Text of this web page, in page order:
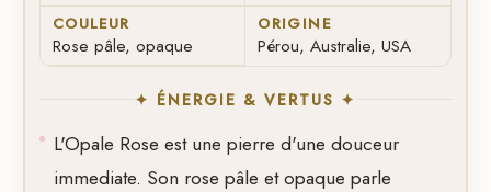
COULEUR
Rose pâle, opaque
ORIGINE
Pérou, Australie, USA
✦ ÉNERGIE & VERTUS ✦
L'Opale Rose est une pierre d'une douceur
immediate. Son rose pâle et opaque parle